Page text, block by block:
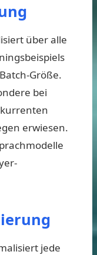
über alle
Größe.
bei
erwiesen.
jede